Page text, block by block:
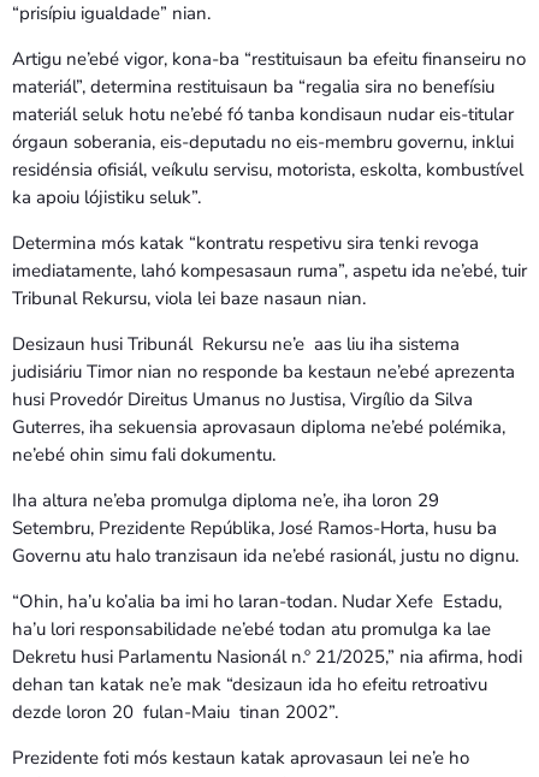
“prisípiu igualdade” nian.
Artigu ne’ebé vigor, kona-ba “restituisaun ba efeitu finanseiru no
materiál”, determina restituisaun ba “regalia sira no benefísiu
materiál seluk hotu ne’ebé fó tanba kondisaun nudar eis-titular
órgaun soberania, eis-deputadu no eis-membru governu, inklui
residénsia ofisiál, veíkulu servisu, motorista, eskolta, kombustível
ka apoiu lójistiku seluk”.
Determina mós katak “kontratu respetivu sira tenki revoga
imediatamente, lahó kompesasaun ruma”, aspetu ida ne’ebé, tuir
Tribunal Rekursu, viola lei baze nasaun nian.
Desizaun husi Tribunál Rekursu ne’e aas liu iha sistema
judisiáriu Timor nian no responde ba kestaun ne’ebé aprezenta
husi Provedór Direitus Umanus no Justisa, Virgílio da Silva
Guterres, iha sekuensia aprovasaun diploma ne’ebé polémika,
ne’ebé ohin simu fali dokumentu.
Iha altura ne’eba promulga diploma ne’e, iha loron 29
Setembru, Prezidente Repúblika, José Ramos-Horta, husu ba
Governu atu halo tranzisaun ida ne’ebé rasionál, justu no dignu.
“Ohin, ha’u ko’alia ba imi ho laran-todan. Nudar Xefe Estadu,
ha’u lori responsabilidade ne’ebé todan atu promulga ka lae
Dekretu husi Parlamentu Nasionál n.º 21/2025,” nia afirma, hodi
dehan tan katak ne’e mak “desizaun ida ho efeitu retroativu
dezde loron 20 fulan-Maiu tinan 2002”.
Prezidente foti mós kestaun katak aprovasaun lei ne’e ho